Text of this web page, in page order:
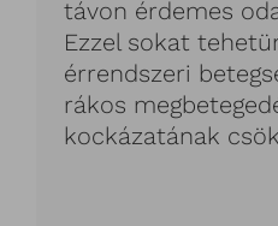
távon érdemes
Ezzel sokat
érrendszeri
rákos
kockázatának